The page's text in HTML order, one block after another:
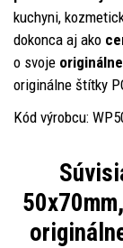
kuchyni,
dokonca aj ako
o svoje
originálne štítky
Kód výrobcu: